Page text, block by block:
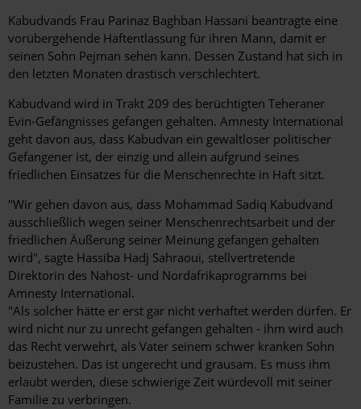
Kabudvands Frau Parinaz Baghban Hassani beantragte eine
vorübergehende Haftentlassung für ihren Mann, damit er
seinen Sohn Pejman sehen kann. Dessen Zustand hat sich in
den letzten Monaten drastisch verschlechtert.
Kabudvand wird in Trakt 209 des berüchtigten Teheraner
Evin-Gefängnisses gefangen gehalten. Amnesty International
geht davon aus, dass Kabudvan ein gewaltloser politischer
Gefangener ist, der einzig und allein aufgrund seines
friedlichen Einsatzes für die Menschenrechte in Haft sitzt.
"Wir gehen davon aus, dass Mohammad Sadiq Kabudvand
ausschließlich wegen seiner Menschenrechtsarbeit und der
friedlichen Äußerung seiner Meinung gefangen gehalten
wird", sagte Hassiba Hadj Sahraoui, stellvertretende
Direktorin des Nahost- und Nordafrikaprogramms bei
Amnesty International.
"Als solcher hätte er erst gar nicht verhaftet werden dürfen. Er
wird nicht nur zu unrecht gefangen gehalten - ihm wird auch
das Recht verwehrt, als Vater seinem schwer kranken Sohn
beizustehen. Das ist ungerecht und grausam. Es muss ihm
erlaubt werden, diese schwierige Zeit würdevoll mit seiner
Familie zu verbringen.